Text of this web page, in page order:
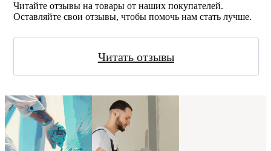
Читайте отзывы на товары от наших покупателей.
Оставляйте свои отзывы, чтобы помочь нам стать лучше.
Читать отзывы